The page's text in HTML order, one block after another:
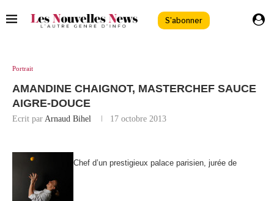
S'abonner
Portrait
AMANDINE CHAIGNOT, MASTERCHEF SAUCE
AIGRE-DOUCE
Ecrit par Arnaud Bihel 17 octobre 2013
Chef d’un prestigieux palace parisien, jurée de